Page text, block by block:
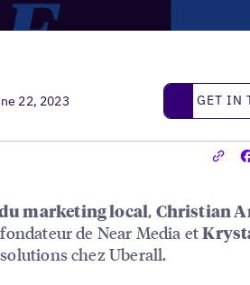
22, 2023 Get inGET IN
marketing local, Christian
de Near Media et
chez Uberall.